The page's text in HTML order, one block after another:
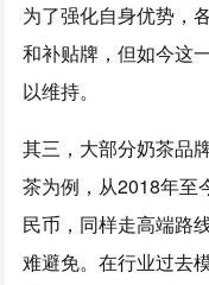
为了强化自身优势，
和补贴牌，但如今这
以维持。
其三，大部分奶茶品
茶为例，从2018年至
民币，同样走高端路
难避免。在行业过去